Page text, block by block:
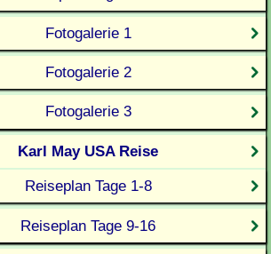
Fotogalerie 1
Fotogalerie 2
Fotogalerie 3
Karl May USA Reise
Reiseplan Tage 1-8
Reiseplan Tage 9-16